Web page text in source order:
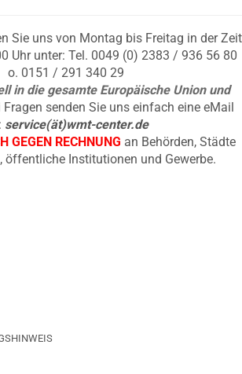
Sie uns von Montag bis Freitag in der Zeit
Uhr unter: Tel. 0049 (0) 2383 / 936 56 80
o. 0151 / 291 340 29
in die gesamte Europäische Union und
Fragen senden Sie uns einfach eine eMail
service(ät)wmt-center.de
GEGEN RECHNUNG an Behörden, Städte
öffentliche Institutionen und Gewerbe.